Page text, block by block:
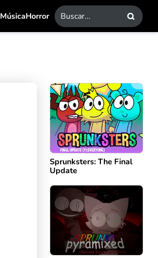
MúsicaHorror
Sprunksters: The Final
Update